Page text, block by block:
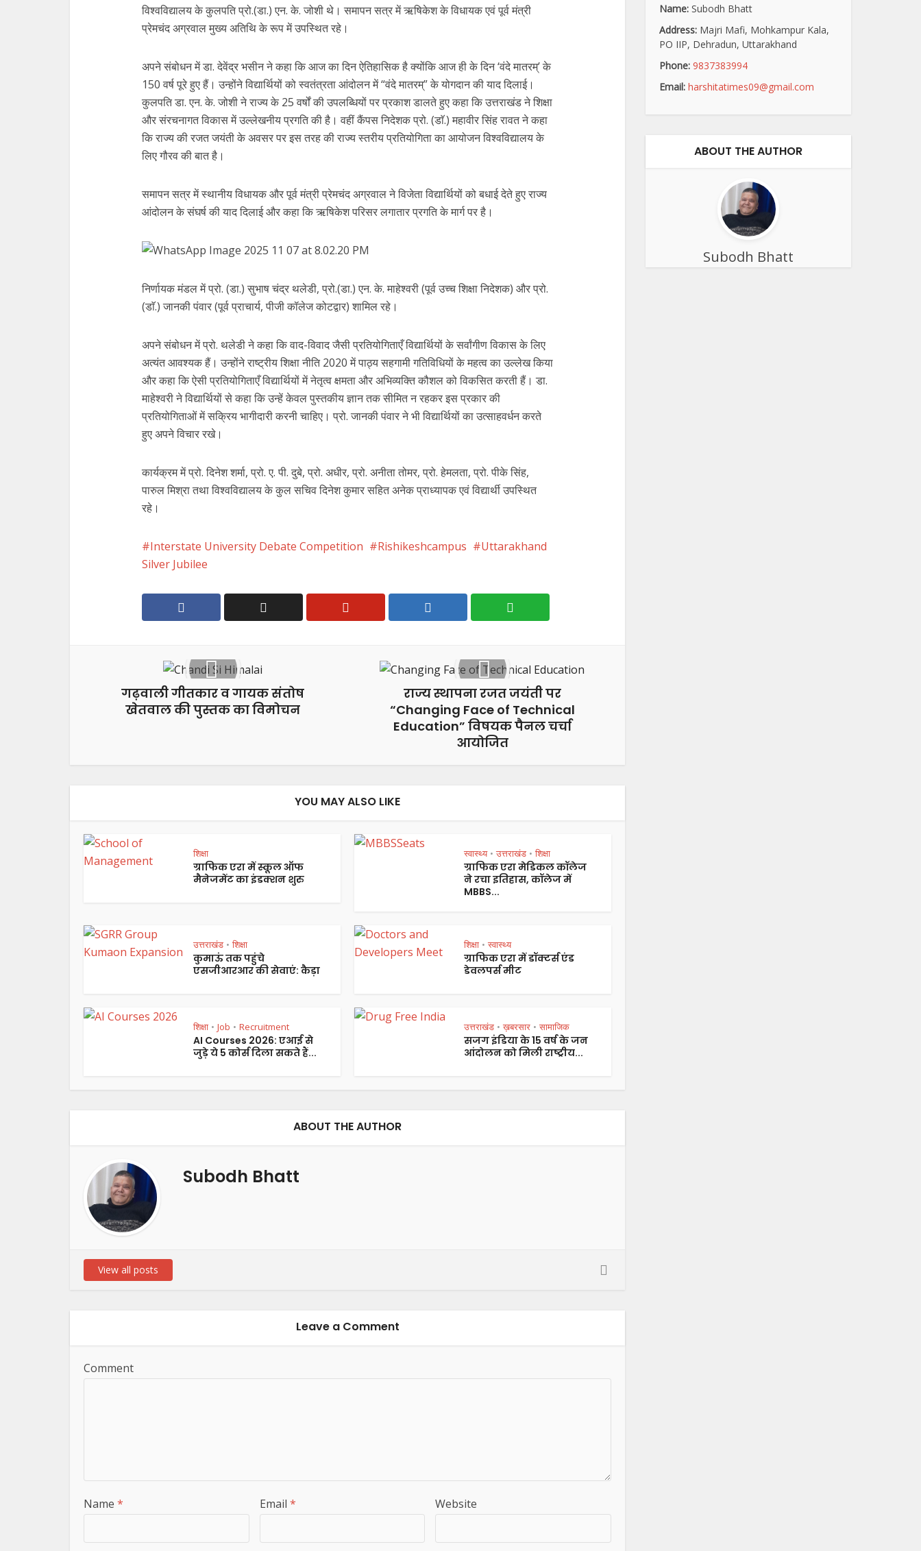
विश्वविद्यालय के कुलपति प्रो.(डा.) एन. के. जोशी थे। समापन सत्र में ऋषिकेश के विधायक एवं पूर्व मंत्री
प्रेमचंद अग्रवाल मुख्य अतिथि के रूप में उपस्थित रहे।
अपने संबोधन में डा. देवेंद्र भसीन ने कहा कि आज का दिन ऐतिहासिक है क्योंकि आज ही के दिन ‘वंदे मातरम्’ के
150 वर्ष पूरे हुए हैं। उन्होंने विद्यार्थियों को स्वतंत्रता आंदोलन में “वंदे मातरम्” के योगदान की याद दिलाई।
कुलपति डा. एन. के. जोशी ने राज्य के 25 वर्षों की उपलब्धियों पर प्रकाश डालते हुए कहा कि उत्तराखंड ने शिक्षा
और संरचनागत विकास में उल्लेखनीय प्रगति की है। वहीं कैंपस निदेशक प्रो. (डाॅ.) महावीर सिंह रावत ने कहा
कि राज्य की रजत जयंती के अवसर पर इस तरह की राज्य स्तरीय प्रतियोगिता का आयोजन विश्वविद्यालय के
लिए गौरव की बात है।
समापन सत्र में स्थानीय विधायक और पूर्व मंत्री प्रेमचंद अग्रवाल ने विजेता विद्यार्थियों को बधाई देते हुए राज्य
आंदोलन के संघर्ष की याद दिलाई और कहा कि ऋषिकेश परिसर लगातार प्रगति के मार्ग पर है।
निर्णायक मंडल में प्रो. (डा.) सुभाष चंद्र थलेडी, प्रो.(डा.) एन. के. माहेश्वरी (पूर्व उच्च शिक्षा निदेशक) और प्रो.
(डाॅ.) जानकी पंवार (पूर्व प्राचार्य, पीजी कॉलेज कोटद्वार) शामिल रहे।
अपने संबोधन में प्रो. थलेडी ने कहा कि वाद-विवाद जैसी प्रतियोगिताएँ विद्यार्थियों के सर्वांगीण विकास के लिए
अत्यंत आवश्यक हैं। उन्होंने राष्ट्रीय शिक्षा नीति 2020 में पाठ्य सहगामी गतिविधियों के महत्व का उल्लेख किया
और कहा कि ऐसी प्रतियोगिताएँ विद्यार्थियों में नेतृत्व क्षमता और अभिव्यक्ति कौशल को विकसित करती हैं। डा.
माहेश्वरी ने विद्यार्थियों से कहा कि उन्हें केवल पुस्तकीय ज्ञान तक सीमित न रहकर इस प्रकार की
प्रतियोगिताओं में सक्रिय भागीदारी करनी चाहिए। प्रो. जानकी पंवार ने भी विद्यार्थियों का उत्साहवर्धन करते
हुए अपने विचार रखे।
कार्यक्रम में प्रो. दिनेश शर्मा, प्रो. ए. पी. दुबे, प्रो. अधीर, प्रो. अनीता तोमर, प्रो. हेमलता, प्रो. पीके सिंह,
पारुल मिश्रा तथा विश्वविद्यालय के कुल सचिव दिनेश कुमार सहित अनेक प्राध्यापक एवं विद्यार्थी उपस्थित
रहे।
Interstate University Debate Competition Rishikeshcampus
Uttarakhand
Silver Jubilee
गढ़वाली गीतकार व गायक संतोष
खेतवाल की पुस्तक का विमोचन
राज्य स्थापना रजत जयंती पर
“Changing Face of Technical
Education” विषयक पैनल चर्चा
आयोजित
YOU MAY ALSO LIKE
शिक्षा
ग्राफिक एरा में स्कूल ऑफ
मैनेजमेंट का इंडक्शन शुरु
स्वास्थ्य • उत्तराखंड • शिक्षा
ग्राफिक एरा मेडिकल कॉलेज
ने रचा इतिहास, कॉलेज में
MBBS...
उत्तराखंड • शिक्षा
कुमाऊं तक पहुंचे
एसजीआरआर की सेवाएं: कैड़ा
शिक्षा • स्वास्थ्य
ग्राफिक एरा में डॉक्टर्स एंड
डेवलपर्स मीट
शिक्षा • Job • Recruitment
AI Courses 2026: एआई से
जुड़े ये 5 कोर्स दिला सकते हैं...
उत्तराखंड • ख़बरसार • सामाजिक
सजग इंडिया के 15 वर्ष के जन
आंदोलन को मिली राष्ट्रीय...
ABOUT THE AUTHOR
Subodh Bhatt
View all posts
Leave a Comment
Comment
Name * Email * Website
Name: Subodh Bhatt
Address: Majri Mafi, Mohkampur Kala,
PO IIP, Dehradun, Uttarakhand
Phone: 9837383994
Email: harshitatimes09@gmail.com
ABOUT THE AUTHOR
Subodh Bhatt